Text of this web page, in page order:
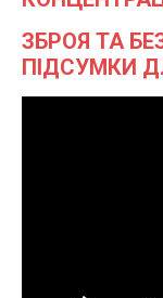
ЗБРОЯ ТА
ПІДСУМКИ